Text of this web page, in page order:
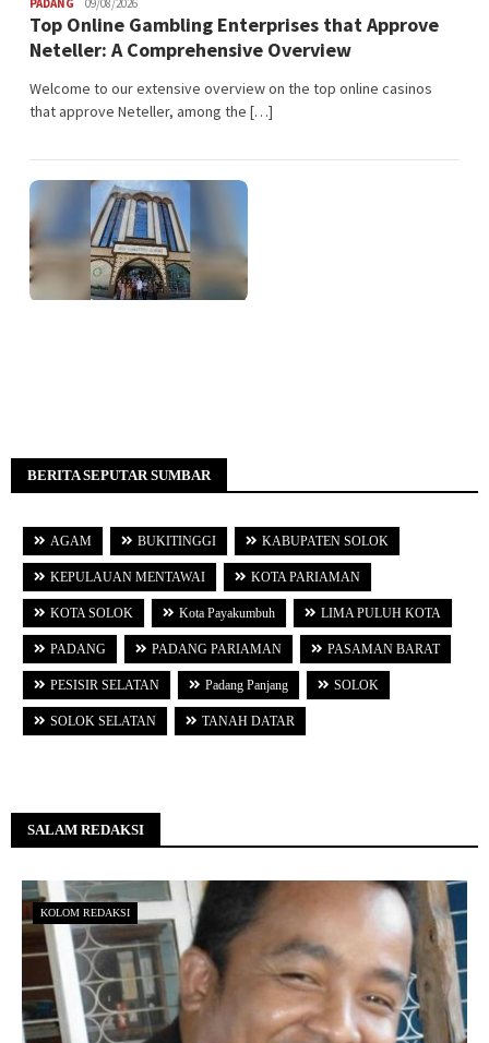
BERITA SEPUTAR SUMBAR
AGAM BUKITINGGI KABUPATEN SOLOK
KEPULAUAN MENTAWAI KOTA PARIAMAN
KOTA SOLOK Kota Payakumbuh LIMA PULUH KOTA
PADANG PADANG PARIAMAN PASAMAN BARAT
PESISIR SELATAN Padang Panjang SOLOK
SOLOK SELATAN TANAH DATAR
SALAM REDAKSI
KOLOM REDAKSI